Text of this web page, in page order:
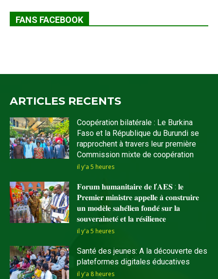
FANS FACEBOOK
ARTICLES RECENTS
Coopération bilatérale : Le Burkina
Faso et la République du Burundi se
rapprochent à travers leur première
Commission mixte de coopération
il y'a 5 heures
𝐅𝐨𝐫𝐮𝐦 𝐡𝐮𝐦𝐚𝐧𝐢𝐭𝐚𝐢𝐫𝐞 𝐝𝐞 𝐥’𝐀𝐄𝐒 : 𝐥𝐞
𝐏𝐫𝐞𝐦𝐢𝐞𝐫 𝐦𝐢𝐧𝐢𝐬𝐭𝐫𝐞 𝐚𝐩𝐩𝐞𝐥𝐥𝐞 𝐚̀ 𝐜𝐨𝐧𝐬𝐭𝐫𝐮𝐢𝐫𝐞
𝐮𝐧 𝐦𝐨𝐝𝐞̀𝐥𝐞 𝐬𝐚𝐡𝐞́𝐥𝐢𝐞𝐧 𝐟𝐨𝐧𝐝𝐞́ 𝐬𝐮𝐫 𝐥𝐚
𝐬𝐨𝐮𝐯𝐞𝐫𝐚𝐢𝐧𝐞𝐭𝐞́ 𝐞𝐭 𝐥𝐚 𝐫𝐞́𝐬𝐢𝐥𝐢𝐞𝐧𝐜𝐞
il y'a 5 heures
Santé des jeunes: A la découverte des
plateformes digitales éducatives
il y'a 8 heures